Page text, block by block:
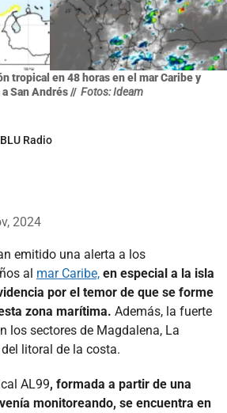
tropical en 48 horas en el mar Caribe y
San Andrés // Fotos: Ideam
Radio
2024
emitido una alerta a los
al mar Caribe, en especial a la isla
por el temor de que se forme
zona marítima. Además, la fuerte
los sectores de Magdalena, La
litoral de la costa.
AL99, formada a partir de una
monitoreando, se encuentra en